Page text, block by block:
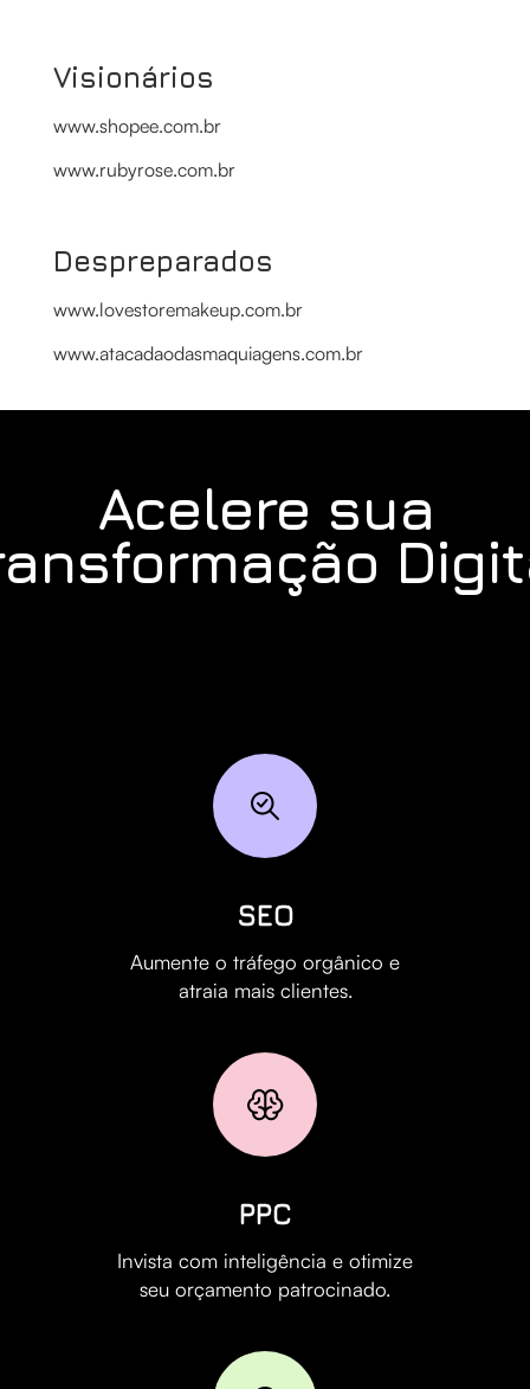
Visionários
www.shopee.com.br
www.rubyrose.com.br
Despreparados
www.lovestoremakeup.com.br
www.atacadaodasmaquiagens.com.br
Acelere sua
SEO
Aumente o tráfego orgânico e
atraia mais clientes.
PPC
Invista com inteligência e otimize
seu orçamento patrocinado.